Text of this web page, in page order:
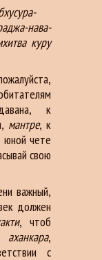
нава-
куру
к
мантре, к
юной чете
свою
важный,
должен
, чтоб
аханкара,
с